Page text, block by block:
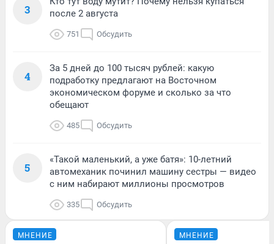
3
после 2 августа
751 Обсудить
4
За 5 дней до 100 тысяч рублей: какую
подработку предлагают на Восточном
экономическом форуме и сколько за что
обещают
485 Обсудить
5
«Такой маленький, а уже батя»: 10-летний
автомеханик починил машину сестры — видео
с ним набирают миллионы просмотров
335 Обсудить
МНЕНИЕ МНЕНИЕ